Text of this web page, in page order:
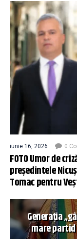
iunie 16, 2026 0
FOTO Umor de
președintele
Tomac pentru
Generația
mare